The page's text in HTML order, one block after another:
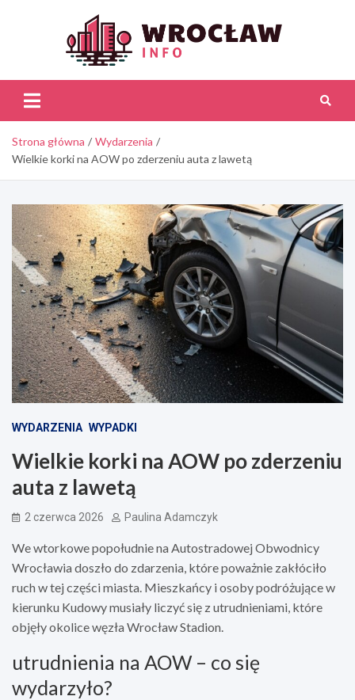
Strona główna
Wydarzenia
Wielkie korki na AOW po zderzeniu auta z lawetą
WYDARZENIA WYPADKI
Wielkie korki na AOW po zderzeniu
auta z lawetą
2 czerwca 2026 Paulina Adamczyk
We wtorkowe popołudnie na Autostradowej Obwodnicy
Wrocławia doszło do zdarzenia, które poważnie zakłóciło
ruch w tej części miasta. Mieszkańcy i osoby podróżujące w
kierunku Kudowy musiały liczyć się z utrudnieniami, które
objęły okolice węzła Wrocław Stadion.
utrudnienia na AOW – co się
wydarzyło?